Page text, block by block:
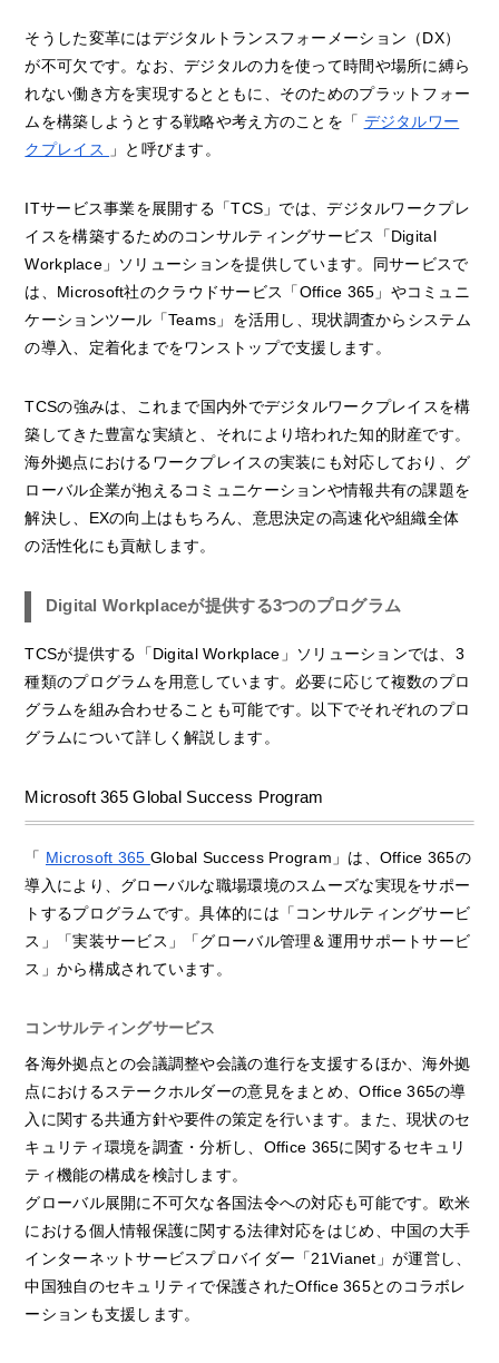
そうした変革にはデジタルトランスフォーメーション（DX）
が不可欠です。なお、デジタルの力を使って時間や場所に縛ら
れない働き方を実現するとともに、そのためのプラットフォー
ムを構築しようとする戦略や考え方のことを「 デジタルワー
クプレイス
」と呼びます。
ITサービス事業を展開する「TCS」では、デジタルワークプレ
イスを構築するためのコンサルティングサービス「Digital
Workplace」ソリューションを提供しています。同サービスで
は、Microsoft社のクラウドサービス「Office 365」やコミュニ
ケーションツール「Teams」を活用し、現状調査からシステム
の導入、定着化までをワンストップで支援します。
TCSの強みは、これまで国内外でデジタルワークプレイスを構
築してきた豊富な実績と、それにより培われた知的財産です。
海外拠点におけるワークプレイスの実装にも対応しており、グ
ローバル企業が抱えるコミュニケーションや情報共有の課題を
解決し、EXの向上はもちろん、意思決定の高速化や組織全体
の活性化にも貢献します。
Digital Workplaceが提供する3つのプログラム
TCSが提供する「Digital Workplace」ソリューションでは、3
種類のプログラムを用意しています。必要に応じて複数のプロ
グラムを組み合わせることも可能です。以下でそれぞれのプロ
グラムについて詳しく解説します。
Microsoft 365 Global Success Program
「 Microsoft 365 Global Success Program」は、Office 365の
導入により、グローバルな職場環境のスムーズな実現をサポー
トするプログラムです。具体的には「コンサルティングサービ
ス」「実装サービス」「グローバル管理＆運用サポートサービ
ス」から構成されています。
コンサルティングサービス
各海外拠点との会議調整や会議の進行を支援するほか、海外拠
点におけるステークホルダーの意見をまとめ、Office 365の導
入に関する共通方針や要件の策定を行います。また、現状のセ
キュリティ環境を調査・分析し、Office 365に関するセキュリ
ティ機能の構成を検討します。
グローバル展開に不可欠な各国法令への対応も可能です。欧米
における個人情報保護に関する法律対応をはじめ、中国の大手
インターネットサービスプロバイダー「21Vianet」が運営し、
中国独自のセキュリティで保護されたOffice 365とのコラボレ
ーションも支援します。